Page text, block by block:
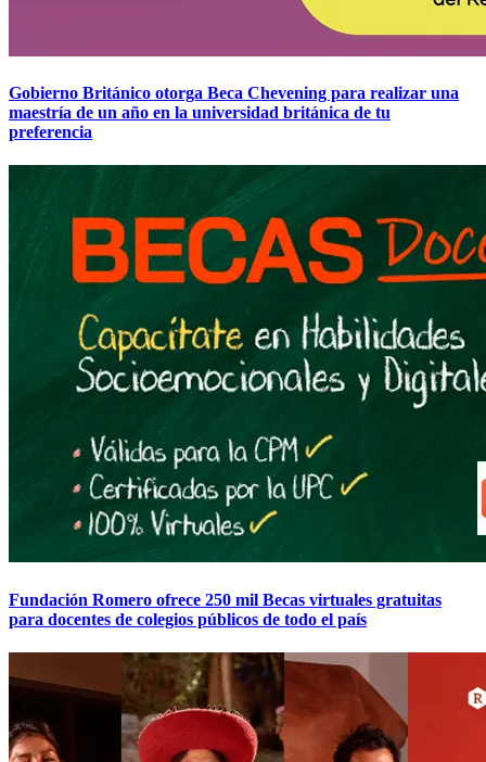
Gobierno Británico otorga Beca Chevening para realizar una
maestría de un año en la universidad británica de tu
preferencia
Fundación Romero ofrece 250 mil Becas virtuales gratuitas
para docentes de colegios públicos de todo el país